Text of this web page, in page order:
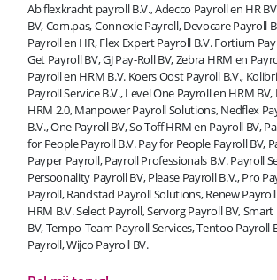
Ab flexkracht payroll B.V., Adecco Payroll en HR
BV, Com.pas, Connexie Payroll, Devocare Payroll
Payroll en HR, Flex Expert Payroll B.V. Fortium
Get Payroll BV, GJ Pay-Roll BV, Zebra HRM en
Payroll en HRM B.V. Koers Oost Payroll B.V.,
Payroll Service B.V., Level One Payroll en HRM
HRM 2.0, Manpower Payroll Solutions, Nedflex
B.V., One Payroll BV, So Toff HRM en Payroll BV,
for People Payroll B.V. Pay for People Payroll BV,
Payper Payroll, Payroll Professionals B.V. Payroll
Persoonality Payroll BV, Please Payroll B.V., Pro
Payroll, Randstad Payroll Solutions, Renew
HRM B.V. Select Payroll, Servorg Payroll BV,
BV, Tempo-Team Payroll Services, Tentoo Payroll
Payroll, Wijco Payroll BV.